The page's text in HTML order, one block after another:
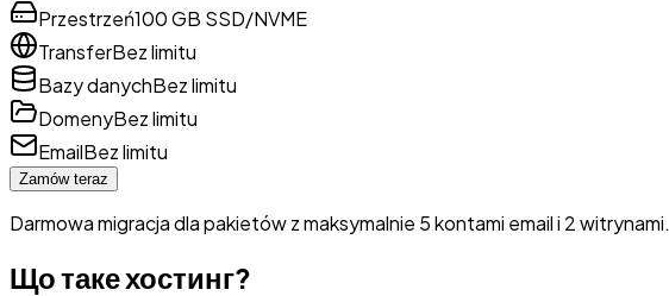
Przestrzeń100 GB SSD/NVME
TransferBez limitu
Bazy danychBez limitu
DomenyBez limitu
EmailBez limitu
Zamów teraz
Darmowa migracja dla pakietów z maksymalnie 5 kontami email i 2 witrynami.
Що таке хостинг?